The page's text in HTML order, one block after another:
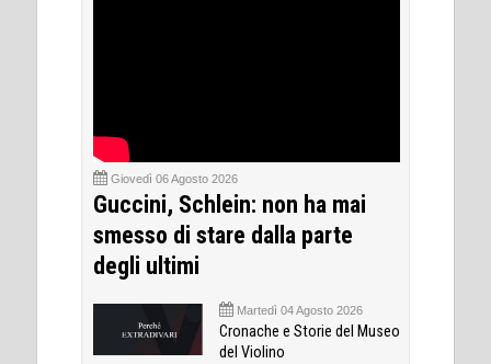
Giovedì 06 Agosto 2026
Guccini, Schlein: non ha mai
smesso di stare dalla parte
degli ultimi
Martedì 04 Agosto 2026
Cronache e Storie del Museo
del Violino